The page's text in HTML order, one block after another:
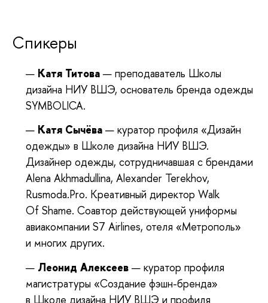
Спикеры
Катя Титова— преподаватель Школы
дизайна НИУ ВШЭ, основатель бренда одежды
SYMBOLICA.
Катя Сычёва— куратор профиля «Дизайн
одежды» в Школе дизайна НИУ ВШЭ.
Дизайнер одежды, сотрудничавшая с брендами
Alena Akhmadullina, Alexander Terekhov,
Rusmoda.Pro. Креативный директор Walk
Of Shame. Соавтор действующей униформы
авиакомпании S7 Airlines, отеля «Метрополь»
и многих других.
Леонид Алексеев— куратор профиля
магистратуры «Создание фэшн-бренда»
в Школе дизайна НИУ ВШЭ и профиля